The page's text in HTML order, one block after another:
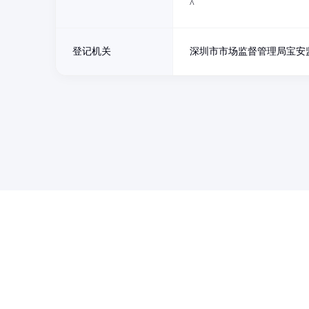
^
登记机关 深圳市市场监督管理局宝安